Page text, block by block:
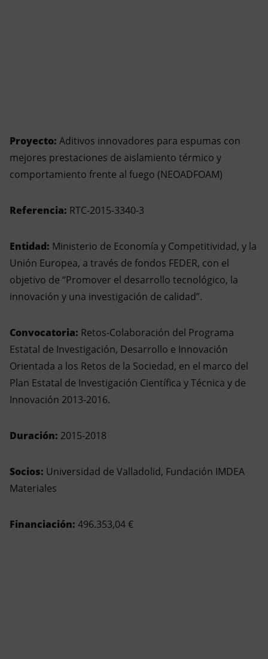
Proyecto: Aditivos innovadores para espumas con
mejores prestaciones de aislamiento térmico y
comportamiento frente al fuego (NEOADFOAM)
Referencia: RTC-2015-3340-3
Entidad: Ministerio de Economía y Competitividad, y la
Unión Europea, a través de fondos FEDER, con el
objetivo de “Promover el desarrollo tecnológico, la
innovación y una investigación de calidad”.
Convocatoria: Retos-Colaboración del Programa
Estatal de Investigación, Desarrollo e Innovación
Orientada a los Retos de la Sociedad, en el marco del
Plan Estatal de Investigación Científica y Técnica y de
Innovación 2013-2016.
Duración: 2015-2018
Socios: Universidad de Valladolid, Fundación IMDEA
Materiales
Financiación: 496.353,04 €